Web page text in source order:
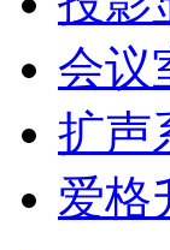
会议
扩声
爱格